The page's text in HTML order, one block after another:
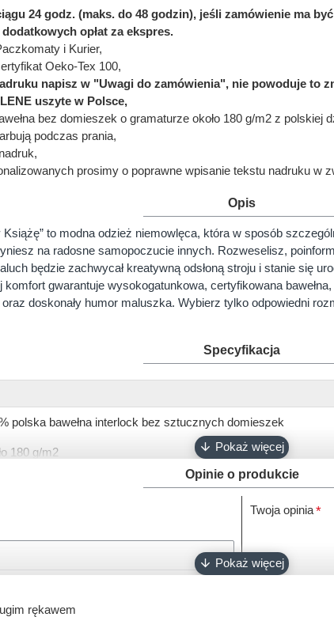
24 godz. (maks. do 48 godzin), jeśli zamówienie ma
opłat za ekspres.
i Kurier,
Oeko-Tex 100,
napisz w "Uwagi do zamówienia", nie powoduje to
uszyte w Polsce,
bez domieszek o gramaturze około 180 g/m2 z polskiej
podczas prania,
prosimy o poprawne wpisanie tekstu nadruku w
Opis
Książę” to modna odzież niemowlęca, która w sposób
na radosne samopoczucie innych. Rozweselisz,
będzie zachwycał kreatywną odsłoną stroju i stanie się
gwarantuje wysokogatunkowa, certyfikowana
doskonały humor maluszka. Wybierz tylko odpowiedni
Specyfikacja
polska bawełna interlock bez sztucznych domieszek
180 g/m2
różowy, ciemny róż, błękitny, turkusowy, szary, granatowy,
bezniklowe
Tex 100
Opinie o produkcie
Twoja opinia
rękawem